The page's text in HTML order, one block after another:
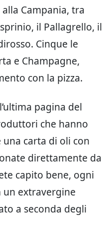
Campania, tra
il Pallagrello, il
Cinque le
e Champagne,
con la pizza.
pagina del
che hanno
carta di oli con
direttamente da
capito bene, ogni
un extravergine
a seconda degli